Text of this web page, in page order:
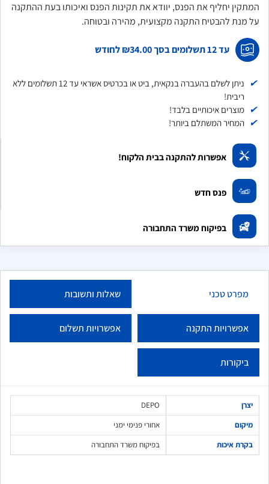
המתקין יחליף את הפנס, יוודא את תקינות הפנס ואיכותו בעת ההתקנה
על מנת להבטיח התקנה מקצועית, מהירה ובטוחה.
עד 12 תשלומים בסך ₪34.00לחודש
✔
ניתן לשלם בהעברה בנקאית, ביט או בכרטיס אשראי עד 12 תשלומים ללא
ריבית!
✔ מוצרים איכותיים בלבד!
✔ המחיר המשתלם ביותר!
אפשרות להתקנה בבית הלקוח!
פנס חדש
בפיקוח משרד התחבורה
מפרט טכני שאלות ותשובות
אפשרויות התקנה אפשרויות תשלום
ביקורות
יצרן
DEPO
מיקום
אחורי פנימי ימני
בקרת איכות
בפיקוח משרד התחבורה